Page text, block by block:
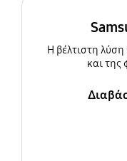
Η βέλτιστη
και της